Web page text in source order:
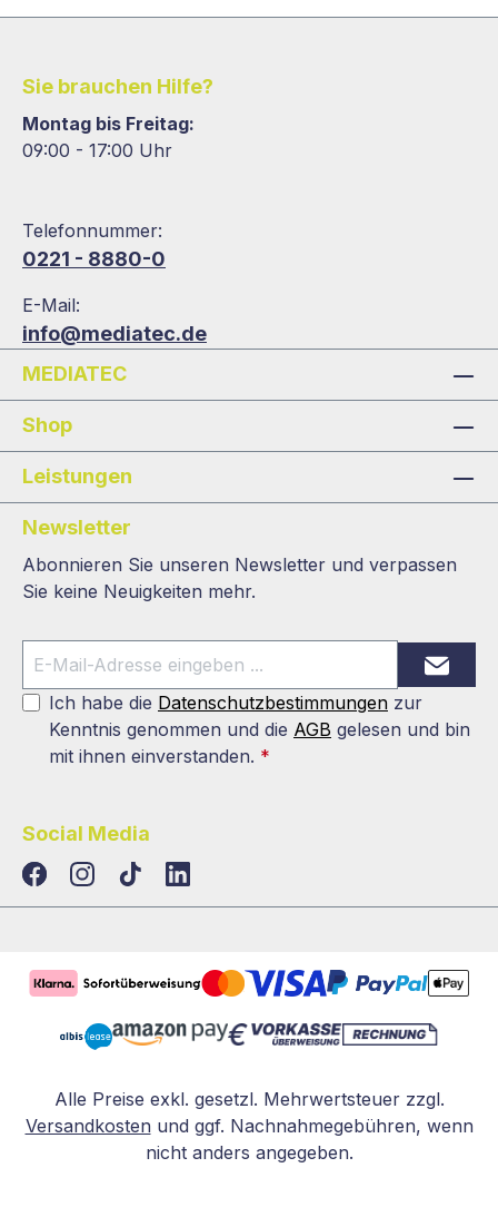
Sie brauchen Hilfe?
Montag bis Freitag:
09:00 - 17:00 Uhr
Telefonnummer:
0221 - 8880-0
E-Mail:
info@mediatec.de
MEDIATEC
Shop
Leistungen
Newsletter
Abonnieren Sie unseren Newsletter und verpassen
Sie keine Neuigkeiten mehr.
Ich habe die Datenschutzbestimmungen zur
Kenntnis genommen und die AGB gelesen und bin
mit ihnen einverstanden. *
Social Media
TikTokLinkedIn
Alle Preise exkl. gesetzl. Mehrwertsteuer zzgl.
Versandkosten und ggf. Nachnahmegebühren, wenn
nicht anders angegeben.